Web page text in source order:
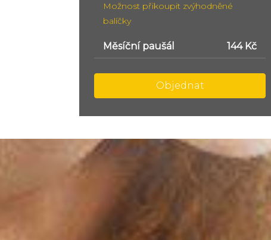
Možnost přikoupit zvýhodněné
balíčky
Měsíční paušál 299 Kč
Objednat